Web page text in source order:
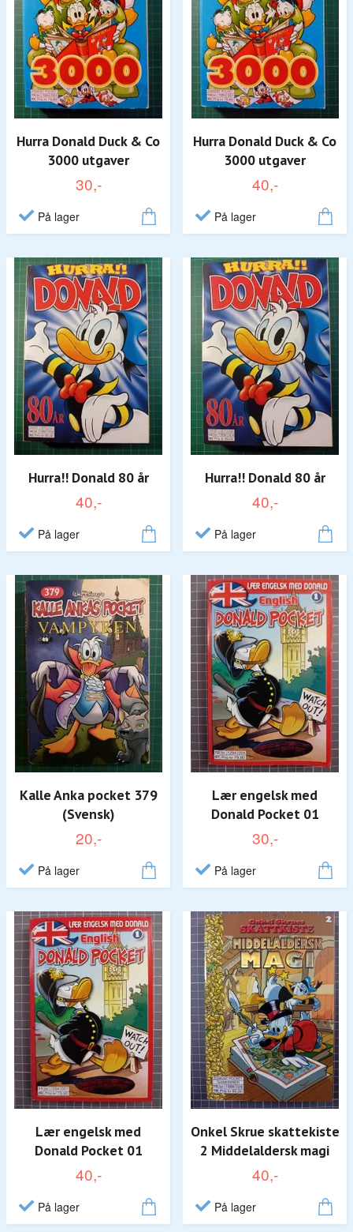
Hurra Donald Duck & Co
3000 utgaver
30,-
På lager
Hurra Donald Duck & Co
3000 utgaver
40,-
På lager
Hurra!! Donald 80 år
40,-
På lager
Hurra!! Donald 80 år
40,-
På lager
Kalle Anka pocket 379
(Svensk)
20,-
På lager
Lær engelsk med
Donald Pocket 01
30,-
På lager
Lær engelsk med
Donald Pocket 01
40,-
På lager
Onkel Skrue skattekiste
2 Middelaldersk magi
40,-
På lager